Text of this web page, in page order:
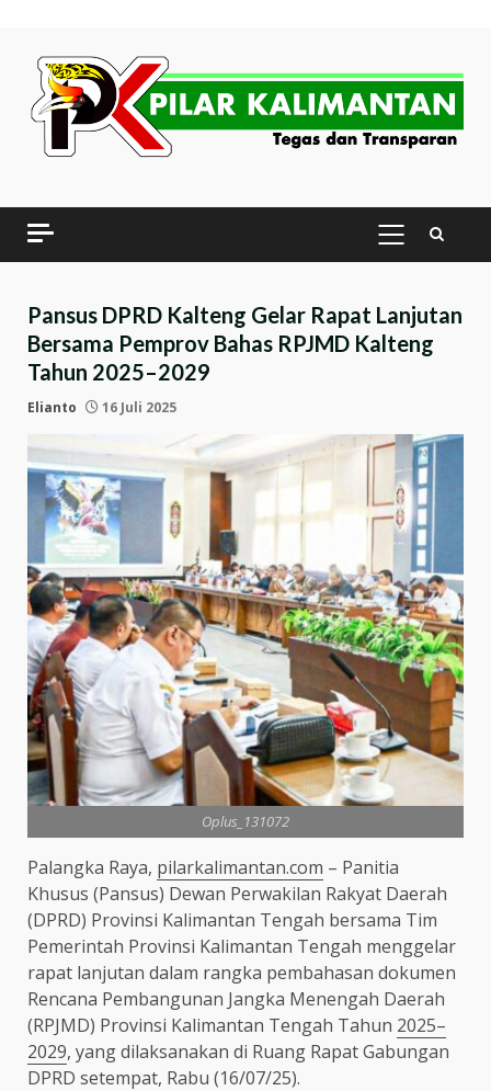
content
PRIMARY
MENU
Pansus DPRD Kalteng Gelar Rapat Lanjutan
Bersama Pemprov Bahas RPJMD Kalteng
Tahun 2025–2029
Elianto 16 Juli 2025
Oplus_131072
Palangka Raya, pilarkalimantan.com – Panitia
Khusus (Pansus) Dewan Perwakilan Rakyat Daerah
(DPRD) Provinsi Kalimantan Tengah bersama Tim
Pemerintah Provinsi Kalimantan Tengah menggelar
rapat lanjutan dalam rangka pembahasan dokumen
Rencana Pembangunan Jangka Menengah Daerah
(RPJMD) Provinsi Kalimantan Tengah Tahun 2025–
2029, yang dilaksanakan di Ruang Rapat Gabungan
DPRD setempat, Rabu (16/07/25).